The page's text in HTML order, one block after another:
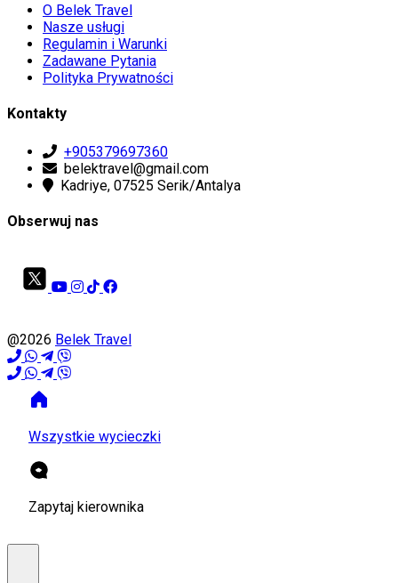
O Belek Travel
Nasze usługi
Regulamin i Warunki
Zadawane Pytania
Polityka Prywatności
Kontakty
+905379697360
belektravel@gmail.com
Kadriye, 07525 Serik/Antalya
Obserwuj nas
@2026 Belek Travel
Wszystkie wycieczki
Zapytaj kierownika